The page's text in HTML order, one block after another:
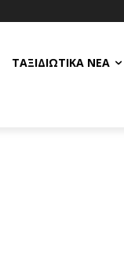
ΤΑΞΙΔΙΩΤΙΚΆ ΝΈΑ